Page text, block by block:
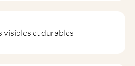
visibles et durables